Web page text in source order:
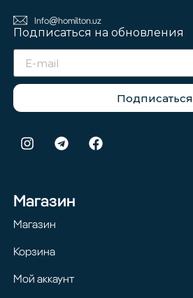
Info@homilton.uz
Подписаться на обновления
Подписаться
Магазин
Магазин
Корзина
Мой аккаунт